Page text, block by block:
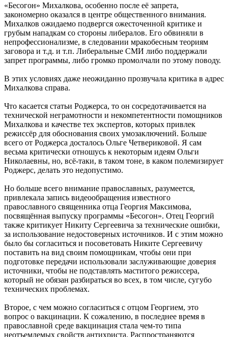
«Бесогон» Михалкова, особенно после её запрета,
закономерно оказался в центре общественного внимания.
Михалков ожидаемо подвергся ожесточенной критике и
грубым нападкам со стороны либералов. Его обвиняли в
непрофессионализме, в следовании мракобесным теориям
заговора и т.д. и т.п. Либеральные СМИ либо поддержали
запрет программы, либо громко промолчали по этому поводу.
В этих условиях даже неожиданно прозвучала критика в адрес
Михалкова справа.
Что касается статьи Роджерса, то он сосредотачивается на
технической неграмотности и некомпетентности помощников
Михалкова и качестве тех экспертов, которых привлек
режиссёр для обоснования своих умозаключений. Больше
всего от Роджерса досталось Ольге Четвериковой. Я сам
весьма критически отношусь к некоторым идеям Ольги
Николаевны, но, всё-таки, в таком тоне, в каком полемизирует
Роджерс, делать это недопустимо.
Но больше всего внимание православных, разумеется,
привлекала запись видеообращения известного
православного священника отца Георгия Максимова,
посвящённая выпуску программы «Бесогон». Отец Георгий
также критикует Никиту Сергеевича за технические ошибки,
за использование недостоверных источников. И с этим можно
было бы согласиться и посоветовать Никите Сергеевичу
поставить на вид своим помощникам, чтобы они при
подготовке передачи использовали заслуживающие доверия
источники, чтобы не подставлять маститого режиссера,
который не обязан разбираться во всех, в том числе, сугубо
технических проблемах.
Второе, с чем можно согласиться с отцом Георгием, это
вопрос о вакцинации. К сожалению, в последнее время в
православной среде вакцинация стала чем-то типа
неотъемлемых свойств антихриста. Распространяются